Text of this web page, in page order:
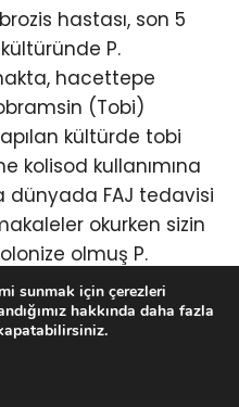
hastası, son 5
P.
hacettepe
(Tobi)
kültürde tobi
kolisod kullanımına
dünyada FAJ tedavisi
okurken sizin
olmuş P.
varmı
Türkiyede yada
yer varmıdır.
sunmak için çerezleri
hakkında daha fazla